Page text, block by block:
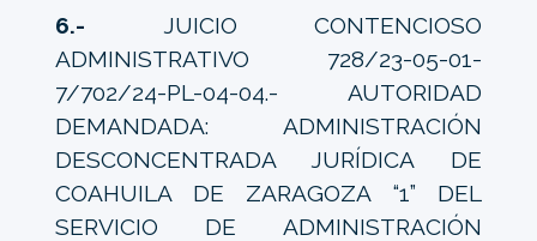
6.- JUICIO CONTENCIOSO
ADMINISTRATIVO 728/23-05-01-
7/702/24-PL-04-04.- AUTORIDAD
DEMANDADA: ADMINISTRACIÓN
DESCONCENTRADA JURÍDICA DE
COAHUILA DE ZARAGOZA “1” DEL
SERVICIO DE ADMINISTRACIÓN